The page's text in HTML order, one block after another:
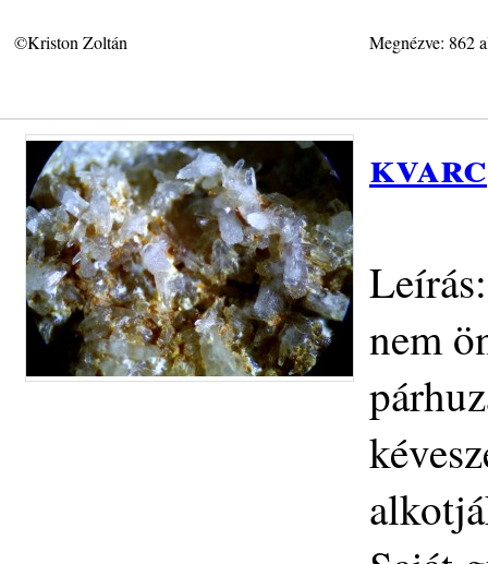
©Kriston Zoltán Megnézve: 862
kvarc
nem